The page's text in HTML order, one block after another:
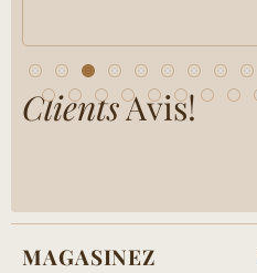
ClientsAvis!
MAGASINEZ